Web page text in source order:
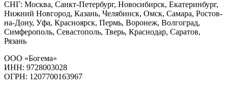
СНГ: Москва, Санкт-Петербург, Новосибирск, Екатеринбург,
Нижний Новгород, Казань, Челябинск, Омск, Самара, Ростов-
на-Дону, Уфа, Красноярск, Пермь, Воронеж, Волгоград,
Симферополь, Севастополь, Тверь, Краснодар, Саратов,
Рязань
ООО «Богема»
ИНН: 9728003028
ОГРН: 1207700163967